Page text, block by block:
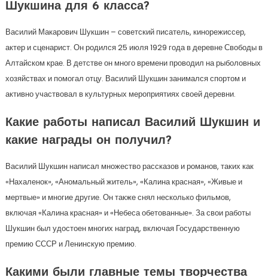
Шукшина для 6 класса?
Василий Макарович Шукшин – советский писатель, кинорежиссер,
актер и сценарист. Он родился 25 июля 1929 года в деревне Свободы в
Алтайском крае. В детстве он много времени проводил на рыболовных
хозяйствах и помогал отцу. Василий Шукшин занимался спортом и
активно участвовал в культурных мероприятиях своей деревни.
Какие работы написал Василий Шукшин и
какие награды он получил?
Василий Шукшин написал множество рассказов и романов, таких как
«Нахаленок», «Аномальный житель», «Калина красная», «Живые и
мертвые» и многие другие. Он также снял несколько фильмов,
включая «Калина красная» и «Небеса обетованные». За свои работы
Шукшин был удостоен многих наград, включая Государственную
премию СССР и Ленинскую премию.
Какими были главные темы творчества